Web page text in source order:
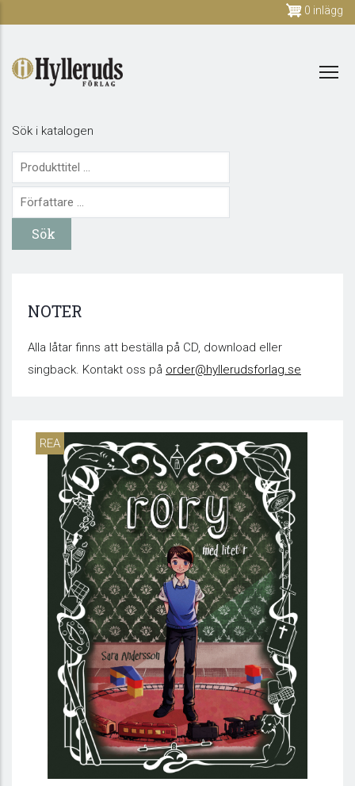
main
content
0 inlägg
Sök i katalogen
NOTER
Alla låtar finns att beställa på CD, download eller
singback. Kontakt oss på order@hyllerudsforlag.se
REA